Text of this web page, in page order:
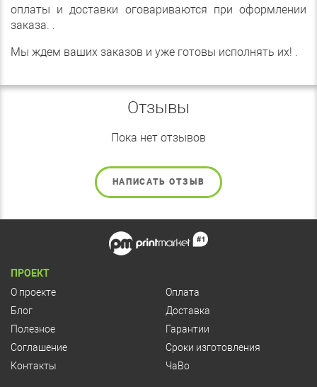
оплаты и доставки оговариваются при оформлении
заказа. .
Мы ждем ваших заказов и уже готовы исполнять их! .
Отзывы
Пока нет отзывов
НАПИСАТЬ ОТЗЫВ
ПРОЕКТ
О проекте
Блог
Полезное
Соглашение
Контакты
Оплата
Доставка
Гарантии
Сроки изготовления
ЧаВо